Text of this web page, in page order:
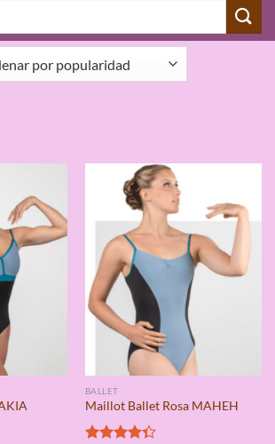
BALLET
Maillot Ballet Rosa MAHEH